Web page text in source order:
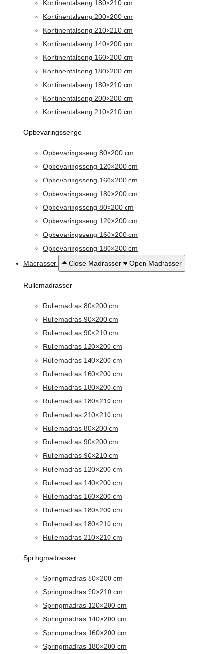
Kontinentalseng 180×210 cm
Kontinentalseng 200×200 cm
Kontinentalseng 210×210 cm
Kontinentalseng 140×200 cm
Kontinentalseng 160×200 cm
Kontinentalseng 180×200 cm
Kontinentalseng 180×210 cm
Kontinentalseng 200×200 cm
Kontinentalseng 210×210 cm
Opbevaringssenge
Opbevaringsseng 80×200 cm
Opbevaringsseng 120×200 cm
Opbevaringsseng 160×200 cm
Opbevaringsseng 180×200 cm
Opbevaringsseng 80×200 cm
Opbevaringsseng 120×200 cm
Opbevaringsseng 160×200 cm
Opbevaringsseng 180×200 cm
Madrasser
Close Madrasser Open Madrasser
Rullemadrasser
Rullemadras 80×200 cm
Rullemadras 90×200 cm
Rullemadras 90×210 cm
Rullemadras 120×200 cm
Rullemadras 140×200 cm
Rullemadras 160×200 cm
Rullemadras 180×200 cm
Rullemadras 180×210 cm
Rullemadras 210×210 cm
Rullemadras 80×200 cm
Rullemadras 90×200 cm
Rullemadras 90×210 cm
Rullemadras 120×200 cm
Rullemadras 140×200 cm
Rullemadras 160×200 cm
Rullemadras 180×200 cm
Rullemadras 180×210 cm
Rullemadras 210×210 cm
Springmadrasser
Springmadras 80×200 cm
Springmadras 90×210 cm
Springmadras 120×200 cm
Springmadras 140×200 cm
Springmadras 160×200 cm
Springmadras 180×200 cm